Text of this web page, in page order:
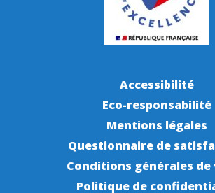
Accessibilité
Eco-responsabilité
Mentions légales
Questionnaire de
Conditions générales de
Politique de